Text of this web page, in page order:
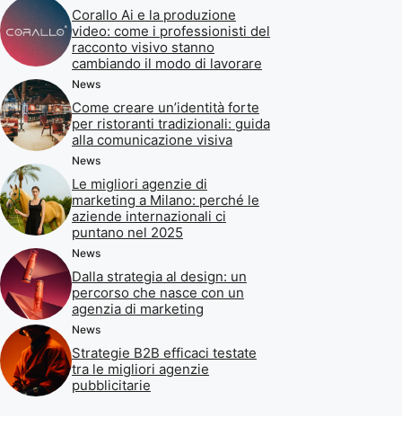
Corallo Ai e la produzione
video: come i professionisti del
racconto visivo stanno
cambiando il modo di lavorare
News
Come creare un’identità forte
per ristoranti tradizionali: guida
alla comunicazione visiva
News
Le migliori agenzie di
marketing a Milano: perché le
aziende internazionali ci
puntano nel 2025
News
Dalla strategia al design: un
percorso che nasce con un
agenzia di marketing
News
Strategie B2B efficaci testate
tra le migliori agenzie
pubblicitarie